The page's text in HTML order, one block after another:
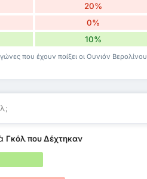
20%
0%
10%
που έχουν παίξει οι Ουνιόν Βερολίνου ,
Γκόλ που Δέχτηκαν